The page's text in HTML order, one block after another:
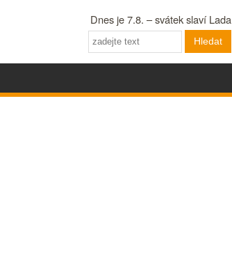
Dnes je 7.8. – svátek slaví Lada
Hledat